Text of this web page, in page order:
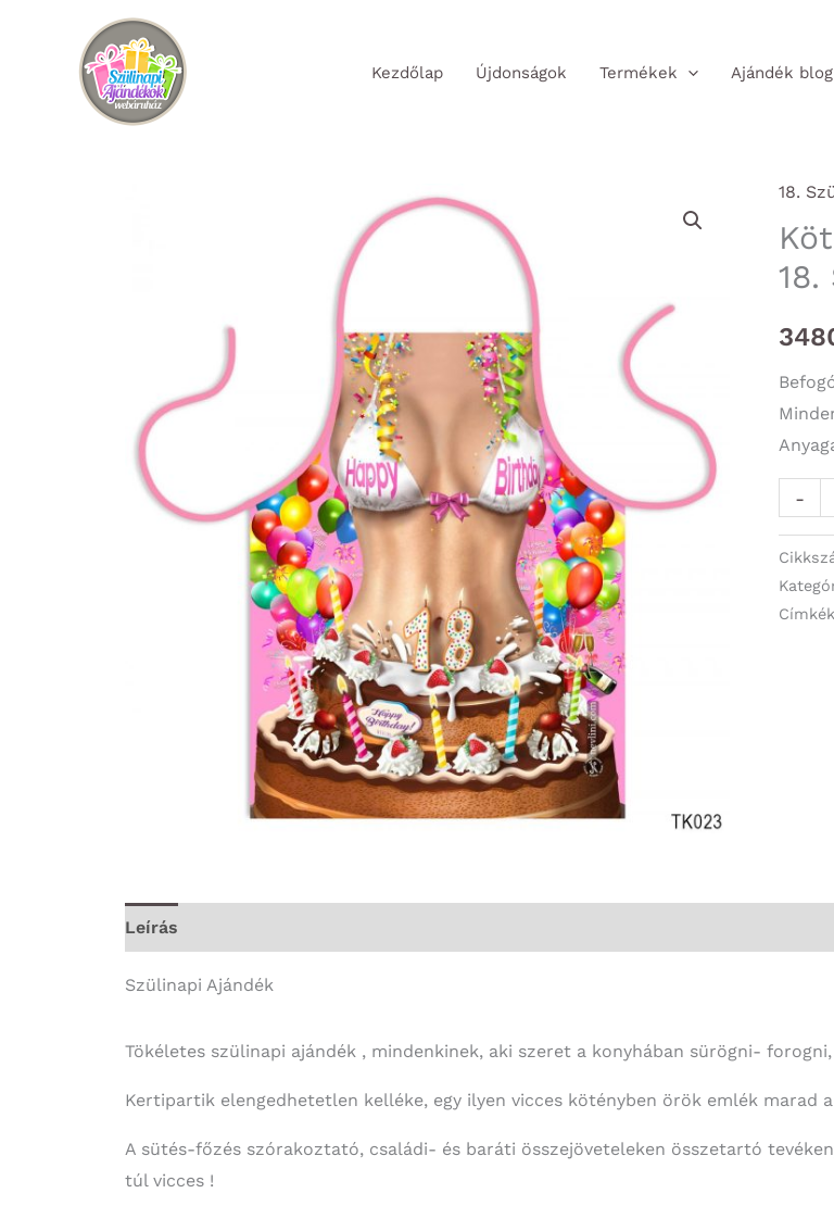
Kezdőlap Újdonságok Termékek Ajándék blog
18.
-
Happy
18
Leírás
Szülinapi Ajándék
Tökéletes szülinapi ajándék , mindenkinek, aki szeret a konyhában sürögni-
Kertipartik elengedhetetlen kelléke, egy ilyen vicces kötényben örök emlék marad
A sütés-főzés szórakoztató, családi- és baráti összejöveteleken összetartó
túl vicces !